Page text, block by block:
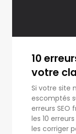
10
votre
Si votre site
escomptés
erreurs SEO
les 10
les corriger